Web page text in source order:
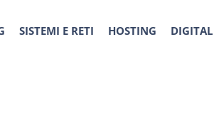
SISTEMI E RETI HOSTING